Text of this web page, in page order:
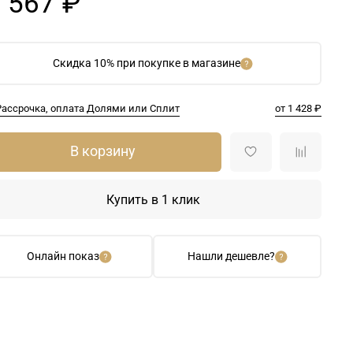
Скидка 10% при покупке в магазине
оплата Долями или Сплит от 1 428 ₽
Онлайн показ Нашли дешевле?
В корзину
Купить в 1 клик